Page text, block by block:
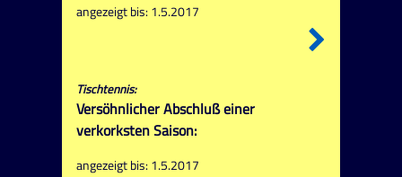
angezeigt bis: 1.5.2017
Tischtennis:
Versöhnlicher Abschluß einer
verkorksten Saison:
angezeigt bis: 1.5.2017